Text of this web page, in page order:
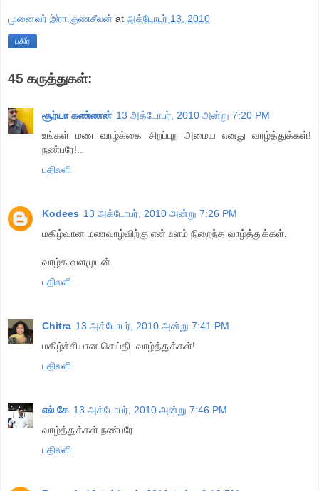
முனைவர் இரா.குணசீலன் at அக்டோபர் 13, 2010
பகிர்
45 கருத்துகள்:
சூர்யா ௧ண்ணன் 13 அக்டோபர், 2010 அன்று 7:20 PM
உங்கள் மண வாழ்க்கை சிறப்புற அமைய எனது வாழ்த்துக்கள்!
நண்பரே!..
பதிலளி
Kodees 13 அக்டோபர், 2010 அன்று 7:26 PM
மகிழ்வான மணவாழ்விற்கு என் உளம் நிறைந்த வாழ்த்துக்கள்.
வாழ்க வளமுடன்.
பதிலளி
Chitra 13 அக்டோபர், 2010 அன்று 7:41 PM
மகிழ்ச்சியான செய்தி. வாழ்த்துக்கள்!
பதிலளி
எல் கே 13 அக்டோபர், 2010 அன்று 7:46 PM
வாழ்த்துக்கள் நண்பரே
பதிலளி